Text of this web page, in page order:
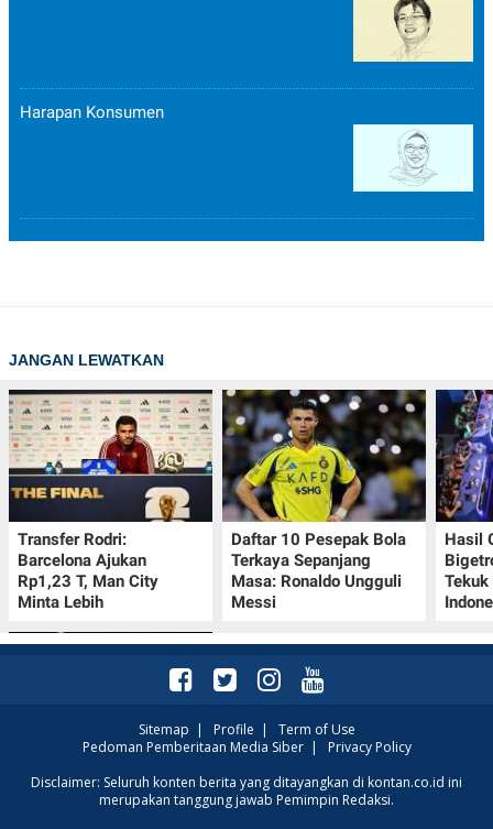
Harapan Konsumen
JANGAN LEWATKAN
Transfer Rodri:
Barcelona Ajukan
Rp1,23 T, Man City
Minta Lebih
Daftar 10 Pesepak Bola
Terkaya Sepanjang
Masa: Ronaldo Ungguli
Messi
Hasil
Bos LaLiga Javier Tebas
Kritik FIFA: Era Infantino
Sitemap | Profile | Term of Use
Pedoman Pemberitaan Media Siber| Privacy Policy
Disclaimer: Seluruh konten berita yang ditayangkan di kontan.co.id ini
merupakan tanggung jawab Pemimpin Redaksi.